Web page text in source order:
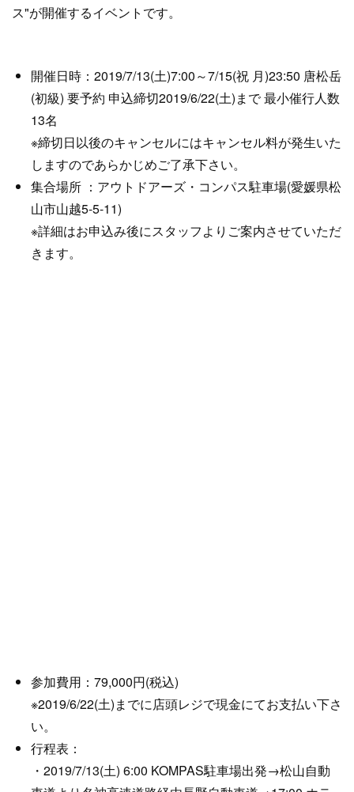
ス"が開催するイベントです。
開催日時：2019/7/13(土)7:00～7/15(祝 月)23:50 唐松岳
(初級) 要予約 申込締切2019/6/22(土)まで 最小催行人数
13名
※締切日以後のキャンセルにはキャンセル料が発生いた
しますのであらかじめご了承下さい。
集合場所 ：アウトドアーズ・コンパス駐車場(愛媛県松
山市山越5-5-11)
※詳細はお申込み後にスタッフよりご案内させていただ
きます。
参加費用：79,000円(税込)
※2019/6/22(土)までに店頭レジで現金にてお支払い下さ
い。
行程表：
・2019/7/13(土) 6:00 KOMPAS駐車場出発→松山自動